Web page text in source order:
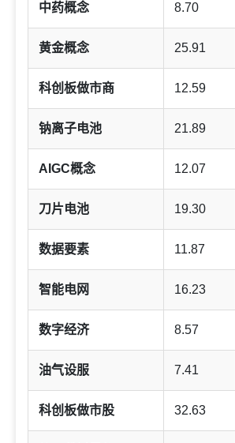
中药概念 8.70
黄金概念 25.91
科创板做市商 12.59
钠离子电池 21.89
AIGC概念 12.07
刀片电池 19.30
数据要素 11.87
智能电网 16.23
数字经济 8.57
油气设服 7.41
科创板做市股 32.63